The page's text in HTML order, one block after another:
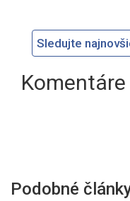
Sledujte
Komentáre
Podobné